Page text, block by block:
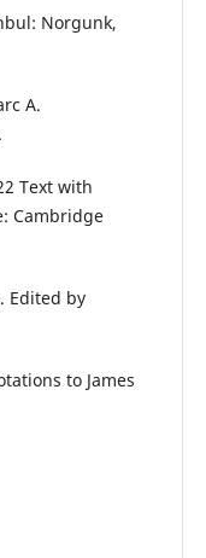
Norgunk,
A.
Text with
Cambridge
Edited by
to James